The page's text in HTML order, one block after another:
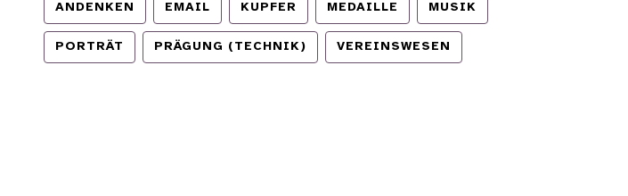
ANDENKEN EMAIL KUPFER MEDAILLE MUSIK
PORTRÄT PRÄGUNG (TECHNIK) VEREINSWESEN